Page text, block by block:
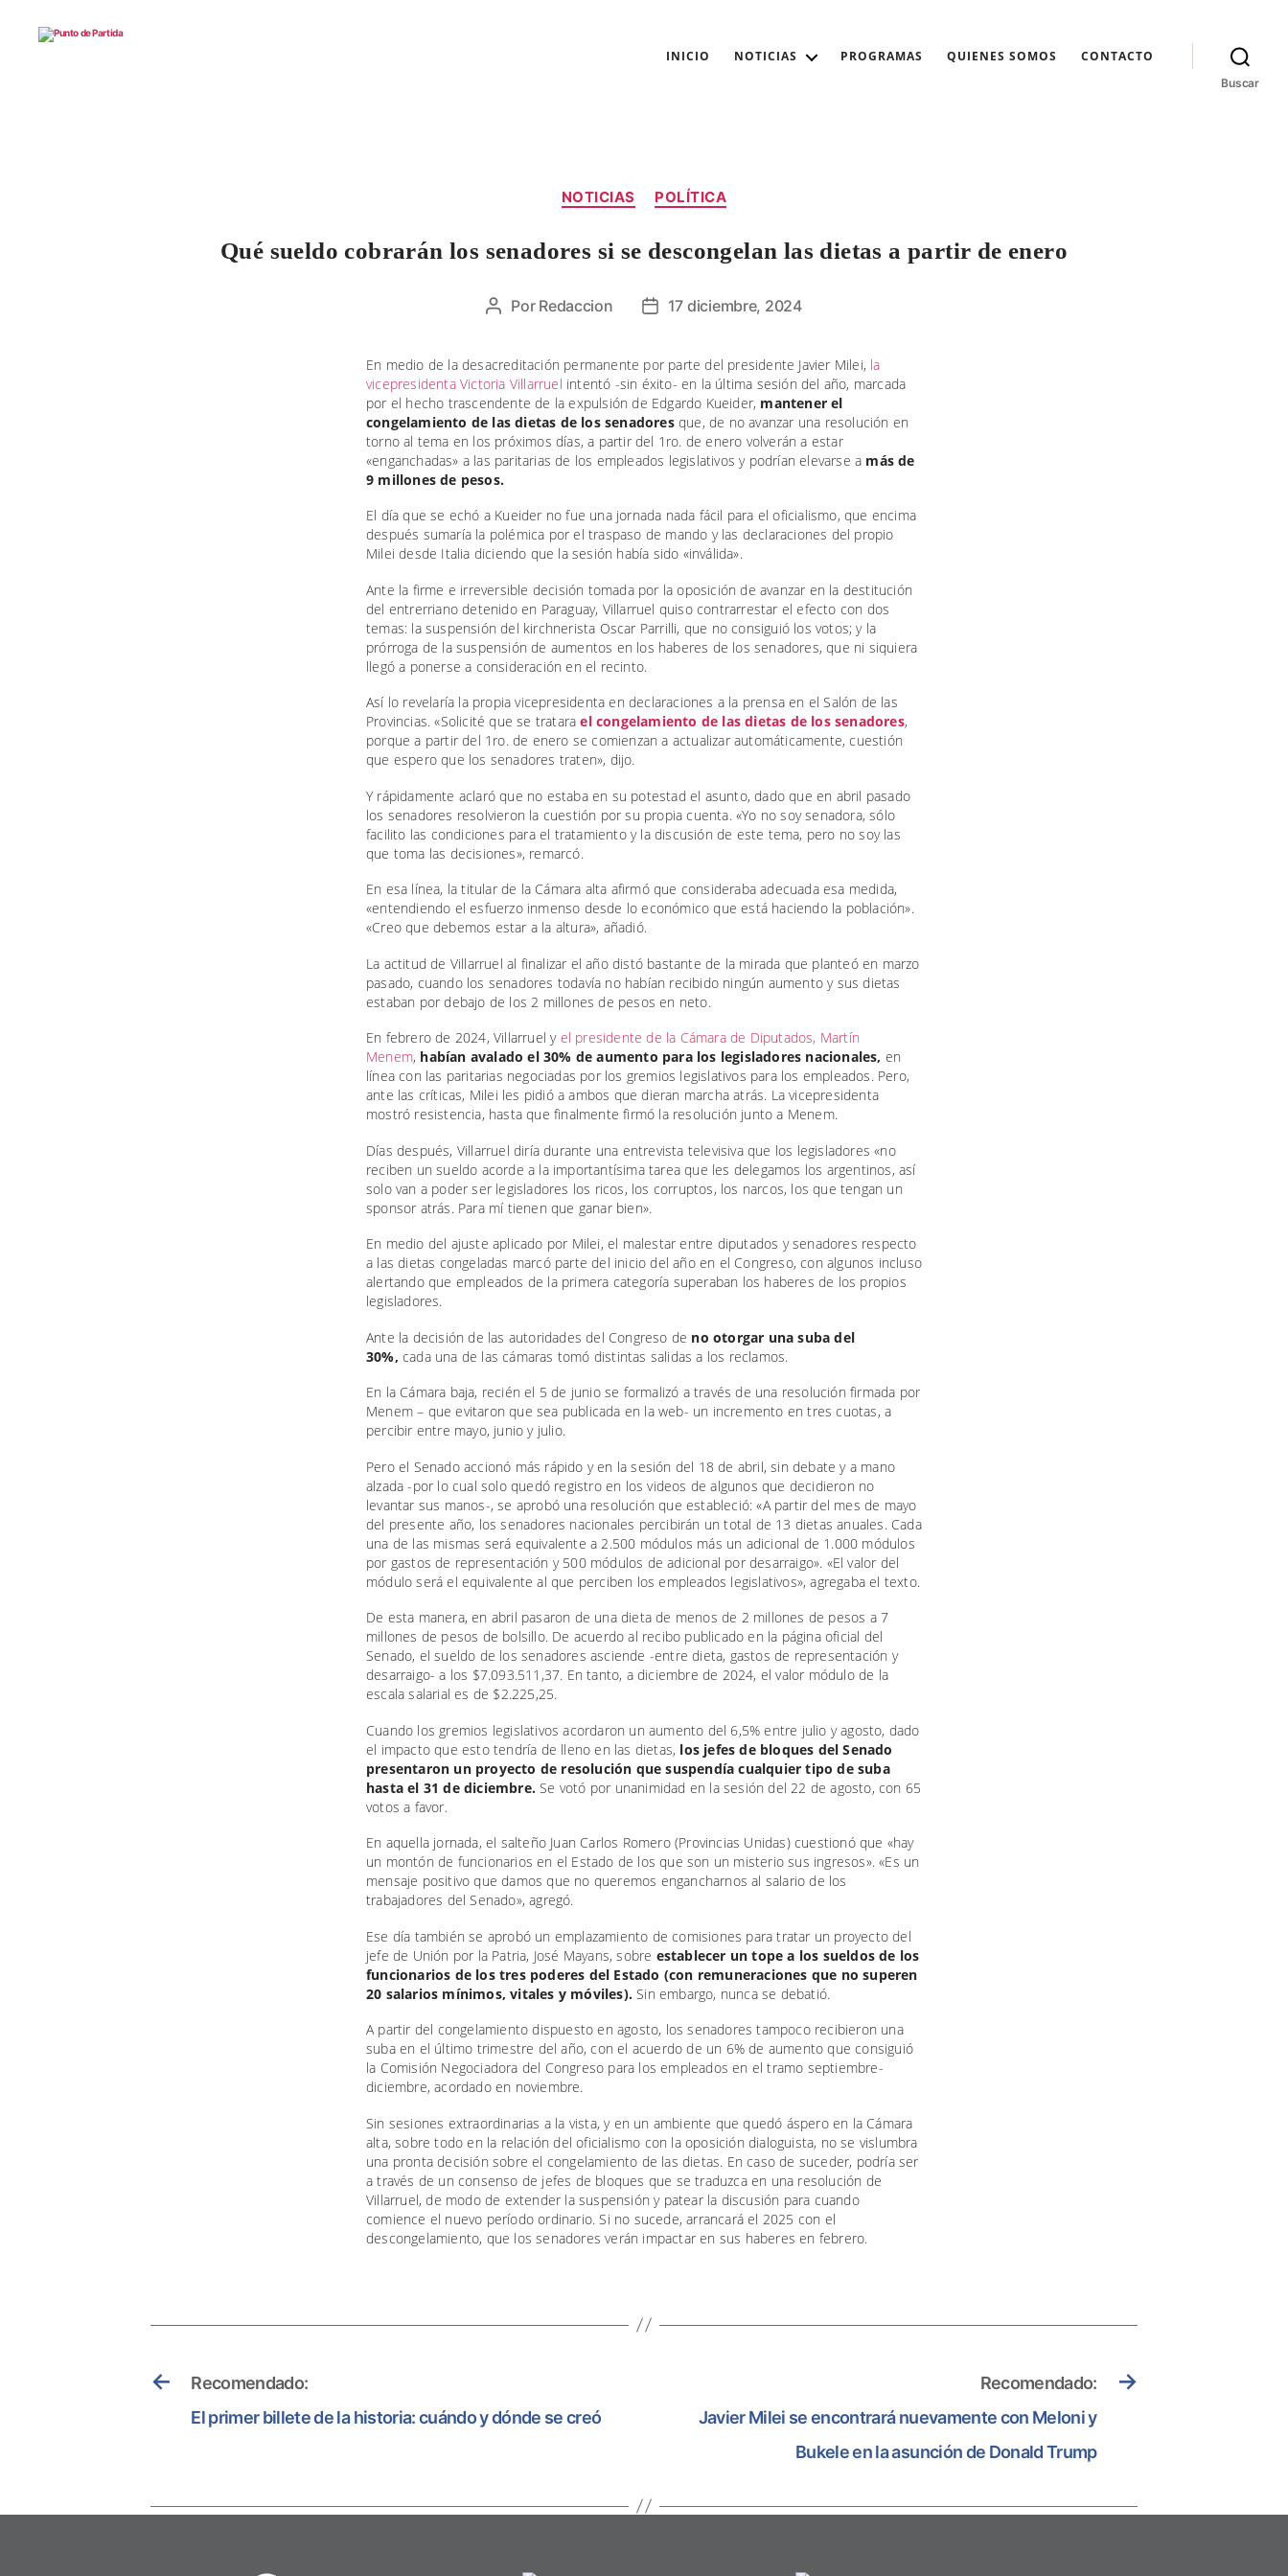
INICIO NOTICIAS PROGRAMAS QUIENES SOMOS CONTACTO
Buscar
NOTICIAS POLÍTICA
Qué sueldo cobrarán los senadores si se descongelan las dietas a partir de enero
Autor
entrada
Por Redaccion
Fecha
entrada
17 diciembre, 2024
En medio de la desacreditación permanente por parte del presidente Javier Milei, la
vicepresidenta Victoria Villarruel intentó -sin éxito- en la última sesión del año, marcada
por el hecho trascendente de la expulsión de Edgardo Kueider, mantener el
congelamiento de las dietas de los senadoresque, de no avanzar una resolución en
torno al tema en los próximos días, a partir del 1ro. de enero volverán a estar
«enganchadas» a las paritarias de los empleados legislativos y podrían elevarse a más de
9 millones de pesos.
El día que se echó a Kueider no fue una jornada nada fácil para el oficialismo, que encima
después sumaría la polémica por el traspaso de mando y las declaraciones del propio
Milei desde Italia diciendo que la sesión había sido «inválida».
Ante la firme e irreversible decisión tomada por la oposición de avanzar en la destitución
del entrerriano detenido en Paraguay, Villarruel quiso contrarrestar el efecto con dos
temas: la suspensión del kirchnerista Oscar Parrilli, que no consiguió los votos; y la
prórroga de la suspensión de aumentos en los haberes de los senadores, que ni siquiera
llegó a ponerse a consideración en el recinto.
Así lo revelaría la propia vicepresidenta en declaraciones a la prensa en el Salón de las
Provincias. «Solicité que se tratarael congelamiento de las dietas de los senadores,
porque a partir del 1ro. de enero se comienzan a actualizar automáticamente, cuestión
que espero que los senadores traten», dijo.
Y rápidamente aclaró que no estaba en su potestad el asunto, dado que en abril pasado
los senadores resolvieron la cuestión por su propia cuenta. «Yo no soy senadora, sólo
facilito las condiciones para el tratamiento y la discusión de este tema, pero no soy las
que toma las decisiones», remarcó.
En esa línea, la titular de la Cámara alta afirmó que consideraba adecuada esa medida,
«entendiendo el esfuerzo inmenso desde lo económico que está haciendo la población».
«Creo que debemos estar a la altura», añadió.
La actitud de Villarruel al finalizar el año distó bastante de la mirada que planteó en marzo
pasado, cuando los senadores todavía no habían recibido ningún aumento y sus dietas
estaban por debajo de los 2 millones de pesos en neto.
En febrero de 2024, Villarruel y el presidente de la Cámara de Diputados, Martín
Menem, habían avalado el 30% de aumento para los legisladores nacionales, en
línea con las paritarias negociadas por los gremios legislativos para los empleados. Pero,
ante las críticas, Milei les pidió a ambos que dieran marcha atrás. La vicepresidenta
mostró resistencia, hasta que finalmente firmó la resolución junto a Menem.
Días después, Villarruel diría durante una entrevista televisiva que los legisladores «no
reciben un sueldo acorde a la importantísima tarea que les delegamos los argentinos, así
solo van a poder ser legisladores los ricos, los corruptos, los narcos, los que tengan un
sponsor atrás. Para mí tienen que ganar bien».
En medio del ajuste aplicado por Milei, el malestar entre diputados y senadores respecto
a las dietas congeladas marcó parte del inicio del año en el Congreso, con algunos incluso
alertando que empleados de la primera categoría superaban los haberes de los propios
legisladores.
Ante la decisión de las autoridades del Congreso de no otorgar una suba del
30%, cada una de las cámaras tomó distintas salidas a los reclamos.
En la Cámara baja, recién el 5 de junio se formalizó a través de una resolución firmada por
Menem – que evitaron que sea publicada en la web- un incremento en tres cuotas, a
percibir entre mayo, junio y julio.
Pero el Senado accionó más rápido y en la sesión del 18 de abril, sin debate y a mano
alzada -por lo cual solo quedó registro en los videos de algunos que decidieron no
levantar sus manos-, se aprobó una resolución que estableció: «A partir del mes de mayo
del presente año, los senadores nacionales percibirán un total de 13 dietas anuales. Cada
una de las mismas será equivalente a 2.500 módulos más un adicional de 1.000 módulos
por gastos de representación y 500 módulos de adicional por desarraigo». «El valor del
módulo será el equivalente al que perciben los empleados legislativos», agregaba el texto.
De esta manera, en abril pasaron de una dieta de menos de 2 millones de pesos a 7
millones de pesos de bolsillo. De acuerdo al recibo publicado en la página oficial del
Senado, el sueldo de los senadores asciende -entre dieta, gastos de representación y
desarraigo- a los $7.093.511,37. En tanto, a diciembre de 2024, el valor módulo de la
escala salarial es de $2.225,25.
Cuando los gremios legislativos acordaron un aumento del 6,5% entre julio y agosto, dado
el impacto que esto tendría de lleno en las dietas, los jefes de bloques del Senado
presentaron un proyecto de resolución que suspendía cualquier tipo de suba
hasta el 31 de diciembre. Se votó por unanimidad en la sesión del 22 de agosto, con 65
votos a favor.
En aquella jornada, el salteño Juan Carlos Romero (Provincias Unidas) cuestionó que «hay
un montón de funcionarios en el Estado de los que son un misterio sus ingresos». «Es un
mensaje positivo que damos que no queremos engancharnos al salario de los
trabajadores del Senado», agregó.
Ese día también se aprobó un emplazamiento de comisiones para tratar un proyecto del
jefe de Unión por la Patria, José Mayans, sobre establecer un tope a los sueldos de los
funcionarios de los tres poderes del Estado (con remuneraciones que no superen
20 salarios mínimos, vitales y móviles). Sin embargo, nunca se debatió.
A partir del congelamiento dispuesto en agosto, los senadores tampoco recibieron una
suba en el último trimestre del año, con el acuerdo de un 6% de aumento que consiguió
la Comisión Negociadora del Congreso para los empleados en el tramo septiembre-
diciembre, acordado en noviembre.
Sin sesiones extraordinarias a la vista, y en un ambiente que quedó áspero en la Cámara
alta, sobre todo en la relación del oficialismo con la oposición dialoguista, no se vislumbra
una pronta decisión sobre el congelamiento de las dietas. En caso de suceder, podría ser
a través de un consenso de jefes de bloques que se traduzca en una resolución de
Villarruel, de modo de extender la suspensión y patear la discusión para cuando
comience el nuevo período ordinario. Si no sucede, arrancará el 2025 con el
descongelamiento, que los senadores verán impactar en sus haberes en febrero.
←
Recomendado:
El primer billete de la historia: cuándo y dónde se creó
→
Recomendado:
Javier Milei se encontrará nuevamente con Meloni y
Bukele en la asunción de Donald Trump